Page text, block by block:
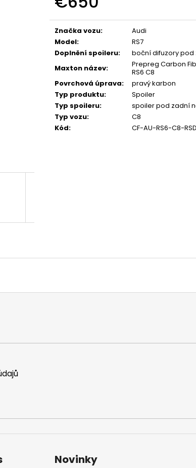
price:
Značka vozu:
Audi
Model:
RS7
Doplnění spoileru:
boční difuzory pod
Maxton název:
Prepreg Carbon
RS6 C8
Povrchová úprava:
pravý karbon
Typ produktu:
Spoiler
Typ spoileru:
spoiler pod zadní
Typ vozu:
C8
Kód: CF-AU-RS6-C8-
MODUL APR SPORTOVNÍ
Novinky